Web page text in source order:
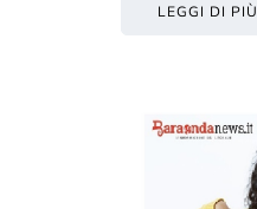
LEGGI DI PIÙ